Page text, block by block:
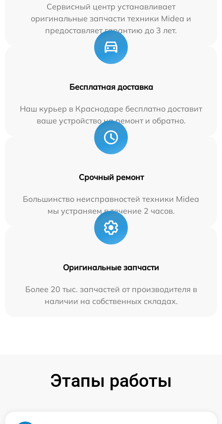
Сервисный центр устанавливает
оригинальные запчасти техники Midea и
предоставляет гарантию до 3 лет.
Бесплатная доставка
Наш курьер в Краснодаре бесплатно доставит
ваше устройство на ремонт и обратно.
Срочный ремонт
Большинство неисправностей техники Midea
мы устраняем в течение 2 часов.
Оригинальные запчасти
Более 20 тыс. запчастей от производителя в
наличии на собственных складах.
Этапы работы